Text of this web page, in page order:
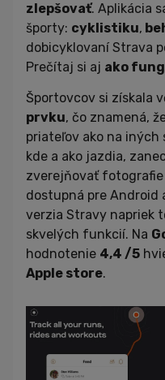
zlepšovať. Aplikácia
športy: cyklistiku,
dobicyklovaní Strava
Prečítaj si aj ako
Športovcov si získala
prvku, čo znamená,
priateľov ako na
kde a ako jazdia,
zverejňovať
dostupná pre Android
verzia Stravy napriek
skvelých funkcií. Na
hodnotenie 4,4 /5
Apple store.